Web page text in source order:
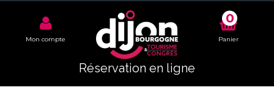
Réservation en ligne
Mon compte Panier
0